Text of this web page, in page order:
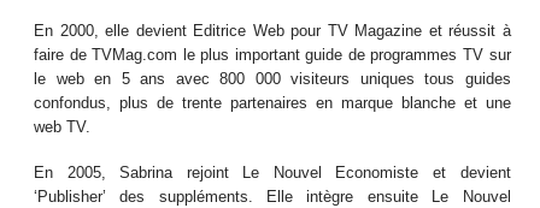
En 2000, elle devient Editrice Web pour TV Magazine et réussit à
faire de TVMag.com le plus important guide de programmes TV sur
le web en 5 ans avec 800 000 visiteurs uniques tous guides
confondus, plus de trente partenaires en marque blanche et une
web TV.
En 2005, Sabrina rejoint Le Nouvel Economiste et devient
‘Publisher’ des suppléments. Elle intègre ensuite Le Nouvel